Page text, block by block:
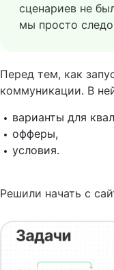
сценариев не
мы просто
Перед тем, как
коммуникации. В
варианты для
офферы,
условия.
Решили начать с